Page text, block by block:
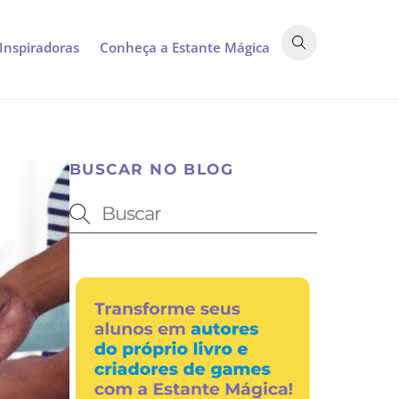
Conheça a Estante Mágica
BUSCAR NO BLOG